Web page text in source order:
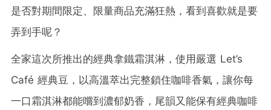
是否對期間限定、限量商品充滿狂熱，看到喜歡就是要
弄到手呢？
全家這次所推出的經典拿鐵霜淇淋，使用嚴選 Let’s
Café 經典豆，以高溫萃出完整鎖住咖啡香氣，讓你每
一口霜淇淋都能嚐到濃郁奶香，尾韻又能保有經典咖啡